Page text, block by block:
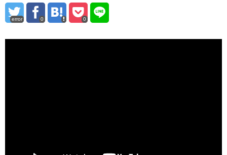
error 0 0